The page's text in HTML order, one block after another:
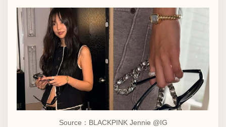
Source： BLACKPINK Jennie @IG